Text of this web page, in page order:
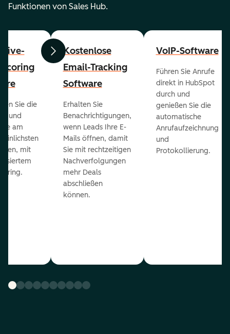
Funktionen von Sales Hub.
ZurückWeiter
Sie die
und
am
mit
Kostenlose
Email-Tracking
Software
Erhalten Sie
Benachrichtigungen,
wenn Leads Ihre E-
Mails öffnen, damit
Sie mit rechtzeitigen
Nachverfolgungen
mehr Deals
abschließen
können.
VoIP-Software
Führen Sie Anrufe
direkt in HubSpot
durch und
genießen Sie die
automatische
Anrufaufzeichnung
und
Protokollierung.